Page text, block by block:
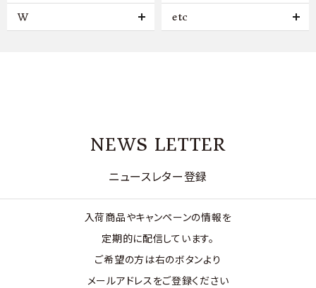
W etc
NEWS LETTER
ニュースレター登録
入荷商品やキャンペーンの情報を
定期的に配信しています。
ご希望の方は右のボタンより
メールアドレスをご登録ください